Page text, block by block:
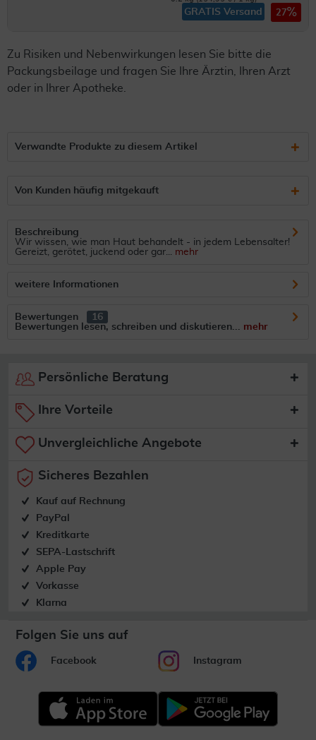
GRATIS Versand 27
Zu Risiken und Nebenwirkungen lesen Sie bitte die
Packungsbeilage und fragen Sie Ihre Ärztin, Ihren Arzt
oder in Ihrer Apotheke.
Verwandte Produkte zu diesem Artikel
Von Kunden häufig mitgekauft
Beschreibung
Wir wissen, wie man Haut behandelt - in jedem Lebensalter!
Gereizt, gerötet, juckend oder gar... mehr
weitere Informationen
Bewertungen
16
Bewertungen lesen, schreiben und diskutieren... mehr
Persönliche Beratung
Ihre Vorteile
Unvergleichliche Angebote
Sicheres Bezahlen
Kauf auf Rechnung
PayPal
Kreditkarte
SEPA-Lastschrift
Apple Pay
Vorkasse
Klarna
Folgen Sie uns auf
Facebook Instagram